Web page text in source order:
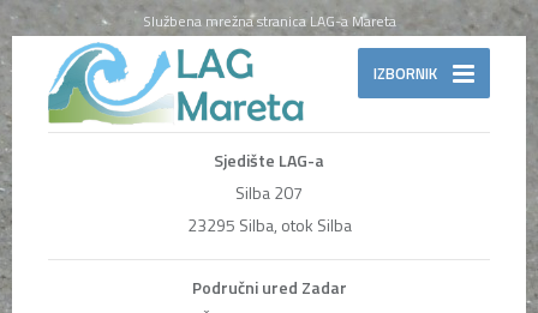
Službena mrežna stranica LAG-a Mareta
IZBORNIK
Sjedište LAG-a
Silba 207
23295 Silba, otok Silba
Područni ured Zadar